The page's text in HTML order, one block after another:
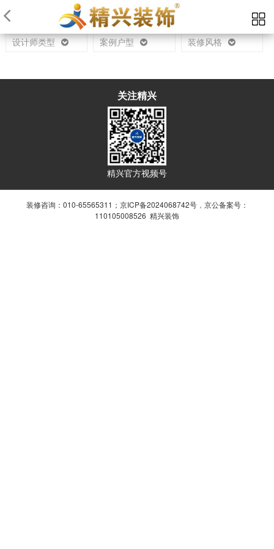
当前位置： 首页 设计师
设计师类型 案例户型 装修风格
关注精兴
精兴官方视频号
装修咨询：010-65565311； 京ICP备2024068742号， 京公备案号：
110105008526 精兴装饰